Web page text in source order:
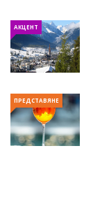
АКЦЕНТ
ПРЕДСТАВЯНЕ